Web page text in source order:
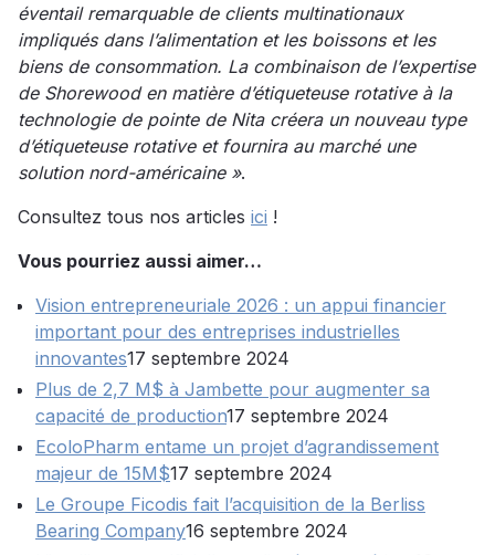
éventail remarquable de clients multinationaux
impliqués dans l’alimentation et les boissons et les
biens de consommation. La combinaison de l’expertise
de Shorewood en matière d’étiqueteuse rotative à la
technologie de pointe de Nita créera un nouveau type
d’étiqueteuse rotative et fournira au marché une
solution nord-américaine ».
Consultez tous nos articles ici !
Vous pourriez aussi aimer…
Vision entrepreneuriale 2026 : un appui financier
important pour des entreprises industrielles
innovantes17 septembre 2024
Plus de 2,7 M$ à Jambette pour augmenter sa
capacité de production17 septembre 2024
EcoloPharm entame un projet d’agrandissement
majeur de 15M$17 septembre 2024
Le Groupe Ficodis fait l’acquisition de la Berliss
Bearing Company16 septembre 2024